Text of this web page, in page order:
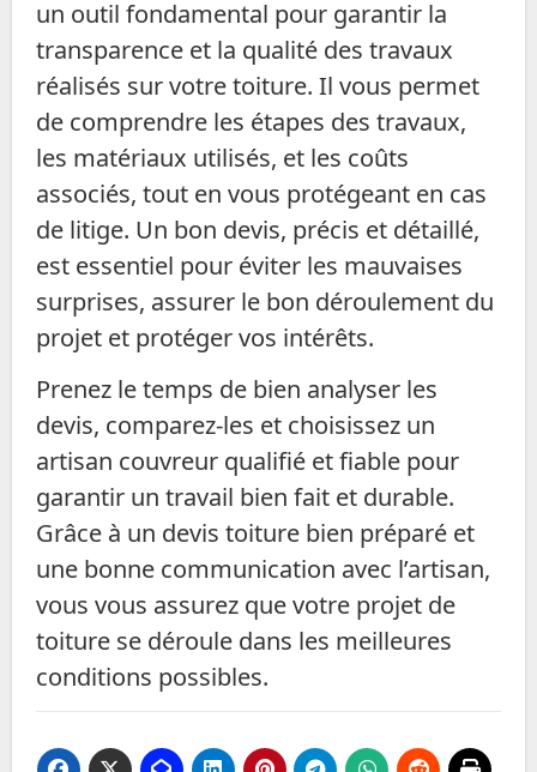
un outil fondamental pour garantir la
transparence et la qualité des travaux
réalisés sur votre toiture. Il vous permet
de comprendre les étapes des travaux,
les matériaux utilisés, et les coûts
associés, tout en vous protégeant en cas
de litige. Un bon devis, précis et détaillé,
est essentiel pour éviter les mauvaises
surprises, assurer le bon déroulement du
projet et protéger vos intérêts.
Prenez le temps de bien analyser les
devis, comparez-les et choisissez un
artisan couvreur qualifié et fiable pour
garantir un travail bien fait et durable.
Grâce à un devis toiture bien préparé et
une bonne communication avec l’artisan,
vous vous assurez que votre projet de
toiture se déroule dans les meilleures
conditions possibles.